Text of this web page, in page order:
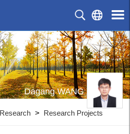
Dagang WANG
> Research Projects